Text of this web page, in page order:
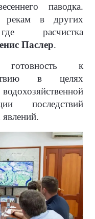
паводка.
рекам в других
расчистка
Паслер.
готовность к
в целях
последствий